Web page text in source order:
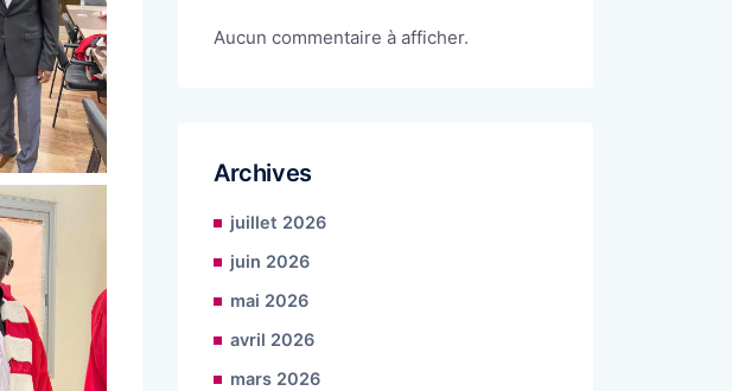
Aucun commentaire à afficher.
Archives
juillet 2026
juin 2026
mai 2026
avril 2026
mars 2026